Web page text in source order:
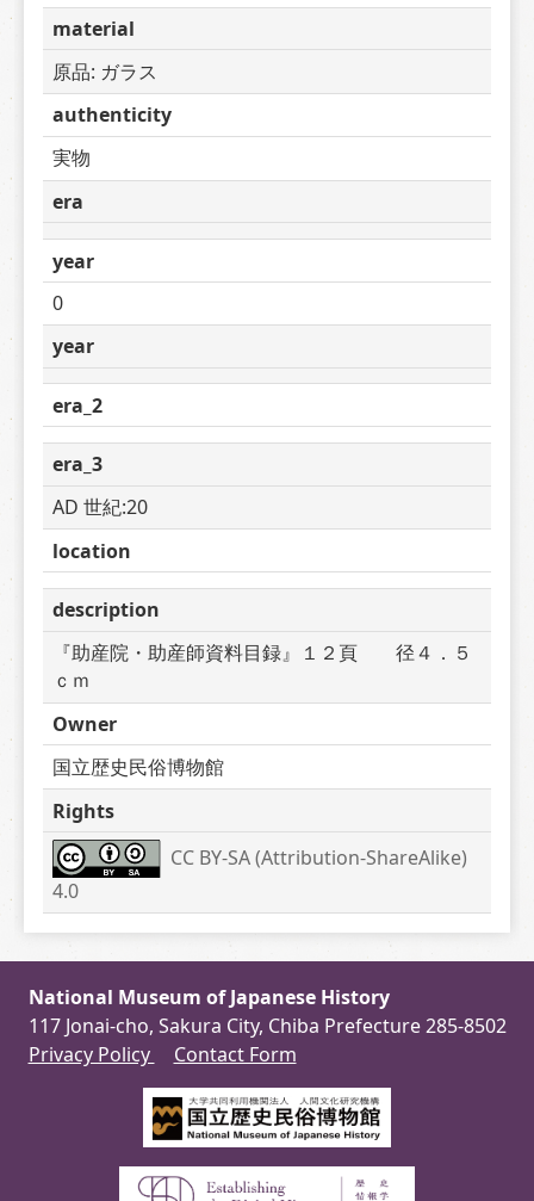
material
原品: ガラス
authenticity
実物
era
year
0
year
era_2
era_3
AD 世紀:20
location
description
『助産院・助産師資料目録』１２頁　　径４．５
ｃｍ
Owner
国立歴史民俗博物館
Rights
CC BY-SA (Attribution-ShareAlike)
4.0
National Museum of Japanese History
117 Jonai-cho, Sakura City, Chiba Prefecture 285-8502
Privacy Policy
Contact Form